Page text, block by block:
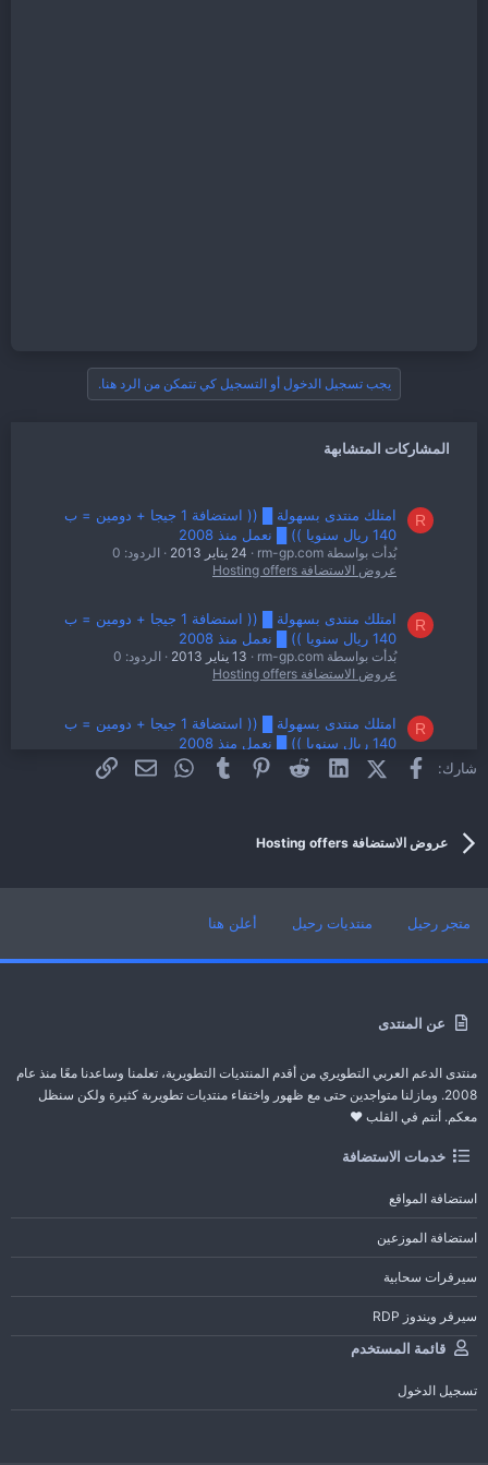
يجب تسجيل الدخول أو التسجيل كي تتمكن من الرد هنا.
المشاركات المتشابهة
R
امتلك منتدى بسهولة █ (( استضافة 1 جيجا + دومين = ب
140 ريال سنويا )) █ نعمل منذ 2008
بُدأت بواسطة rm-gp.com 24 يناير 2013
الردود: 0
عروض الاستضافة Hosting offers
R
امتلك منتدى بسهولة █ (( استضافة 1 جيجا + دومين = ب
140 ريال سنويا )) █ نعمل منذ 2008
بُدأت بواسطة rm-gp.com 13 يناير 2013
الردود: 0
عروض الاستضافة Hosting offers
R
امتلك منتدى بسهولة █ (( استضافة 1 جيجا + دومين = ب
140 ريال سنويا )) █ نعمل منذ 2008
بُدأت بواسطة rm-gp.com
الردود: 0
عروض الاستضافة Hosting offers
140 ريال سنويا )) █ نعمل منذ 2008
شارك: فيسبوكX (Twitter)
LinkedIn
Reddit
Pinterest
Tumblr
WhatsAppالبريد الإلكتروني
الرابط
عروض الاستضافة Hosting offers
عن المنتدى
منتدى الدعم العربي التطويري من أقدم المنتديات التطويرية، تعلمنا وساعدنا معًا منذ عام
2008. ومازلنا متواجدين حتى مع ظهور واختفاء منتديات تطويرىة كثيرة ولكن سنظل
معكم. أنتم في القلب ❤️
خدمات الاستضافة
استضافة المواقع
استضافة الموزعين
سيرفرات سحابية
سيرفر ويندوز RDP
قائمة المستخدم
تسجيل الدخول
متجر رحيل منتديات رحيل أعلن هنا